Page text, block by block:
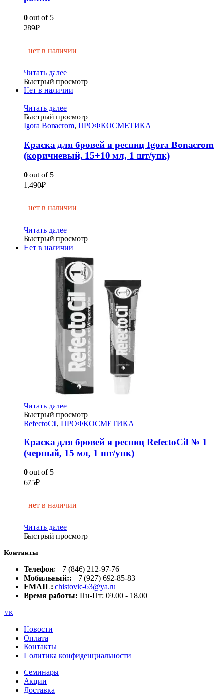
0 out of 5
289₽
нет в наличии
Читать далее
Быстрый просмотр
Нет в наличии
Читать далее
Быстрый просмотр
Igora Bonacrom, ПРОФКОСМЕТИКА
Краска для бровей и ресниц Igora Bonacrom
(коричневый, 15+10 мл, 1 шт/упк)
0 out of 5
1,490₽
нет в наличии
Читать далее
Быстрый просмотр
Нет в наличии
Читать далее
Быстрый просмотр
RefectoCil, ПРОФКОСМЕТИКА
Краска для бровей и ресниц RefectoCil № 1
(черный, 15 мл, 1 шт/упк)
0 out of 5
675₽
нет в наличии
Читать далее
Быстрый просмотр
Контакты
Телефон: +7 (846) 212-97-76
Мобильный:: +7 (927) 692-85-83
EMAIL: chistovie-63@ya.ru
Время работы: Пн-Пт: 09.00 - 18.00
VK
Новости
Оплата
Контакты
Политика конфиденциальности
Семинары
Акции
Доставка